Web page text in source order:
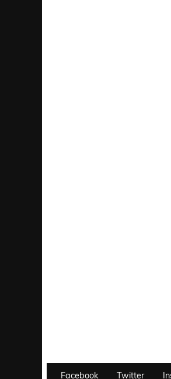
Facebook Twitter